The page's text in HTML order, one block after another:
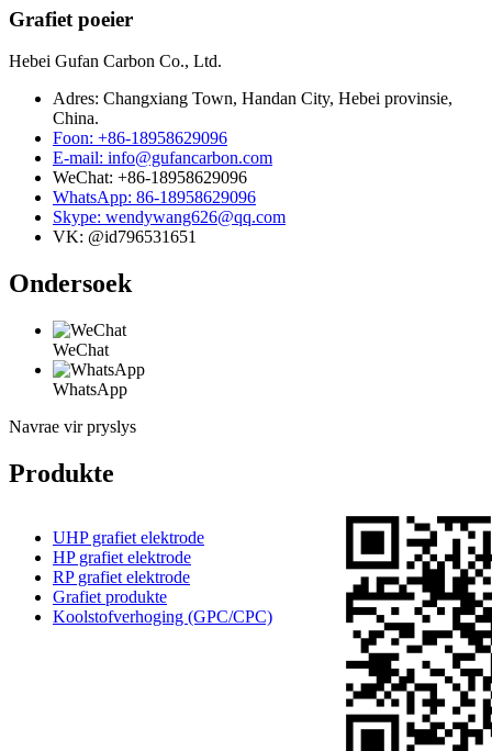
Grafiet poeier
Hebei Gufan Carbon Co., Ltd.
Adres: Changxiang Town, Handan City, Hebei provinsie,
China.
Foon: +86-18958629096
E-mail: info@gufancarbon.com
WeChat: +86-18958629096
WhatsApp: 86-18958629096
Skype: wendywang626@qq.com
VK: @id796531651
Ondersoek
WeChat
WhatsApp
Navrae vir pryslys
Produkte
UHP grafiet elektrode
HP grafiet elektrode
RP grafiet elektrode
Grafiet produkte
Koolstofverhoging (GPC/CPC)